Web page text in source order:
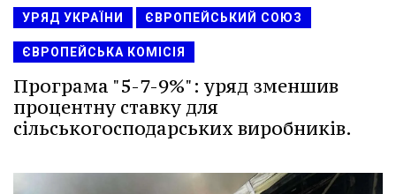
УРЯД УКРАЇНИ ЄВРОПЕЙСЬКИЙ СОЮЗ
ЄВРОПЕЙСЬКА КОМІСІЯ
Програма "5-7-9%": уряд зменшив
процентну ставку для
сільськогосподарських виробників.